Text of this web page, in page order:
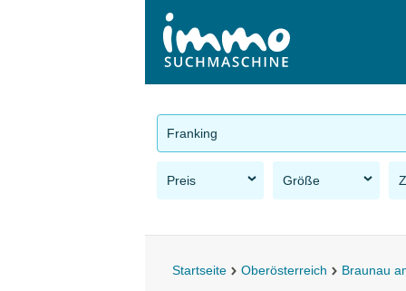
Franking
Preis Größe
Startseite Oberösterreich Braunau